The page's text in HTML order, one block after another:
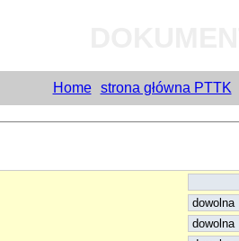
Home strona główna PTTK